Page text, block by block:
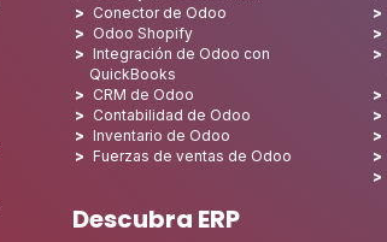
Conector de Odoo
Odoo Shopify
Integración de Odoo con
QuickBooks
CRM de Odoo
Contabilidad de Odoo
Inventario de Odoo
Fuerzas de ventas de Odoo
Descubra ERP